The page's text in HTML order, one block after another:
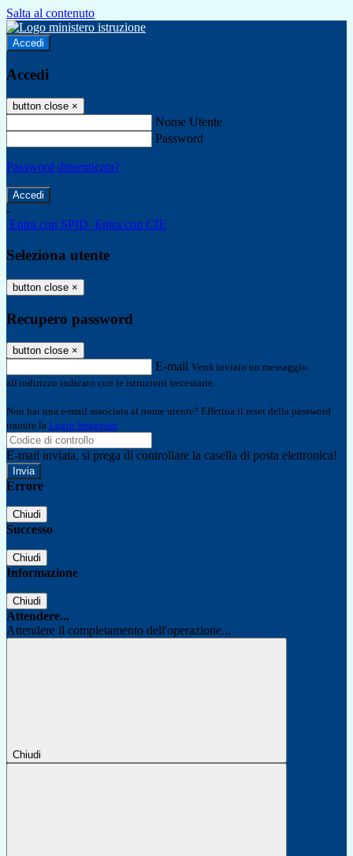
Salta al contenuto
Accedi
Accedi
button close ×
Nome Utente
Password
Password dimenticata?
-
Entra con SPID Entra con CIE
Seleziona utente
button close ×
Recupero password
button close ×
E-mail Verrà inviato un messaggio
all'indirizzo indicato con le istruzioni necessarie.
Non hai una e-mail associata al nome utente? Effettua il reset della password
tramite la Login Spaggiari
E-mail inviata, si prega di controllare la casella di posta elettronica!
Errore
Chiudi
Successo
Chiudi
Informazione
Chiudi
Attendere...
Attendere il completamento dell'operazione...
Chiudi